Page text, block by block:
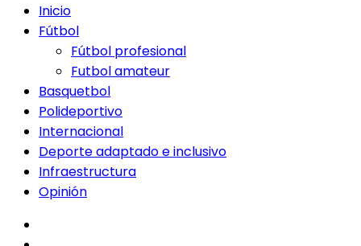
Inicio
Fútbol
Fútbol profesional
Futbol amateur
Basquetbol
Polideportivo
Internacional
Deporte adaptado e inclusivo
Infraestructura
Opinión